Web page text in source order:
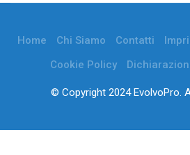
Home Chi Siamo Contatti
Cookie Policy
© Copyright 2024 EvolvoPro.